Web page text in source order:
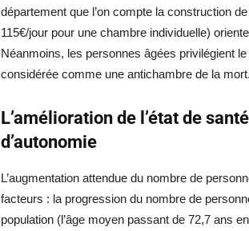
département que l’on compte la construction
115€/jour pour une chambre individuelle)
Néanmoins, les personnes âgées privilégient
considérée comme une antichambre de la
L’amélioration de l’état de
d’autonomie
L’augmentation attendue du nombre de
facteurs : la progression du nombre de
population (l’âge moyen passant de 72,7 ans